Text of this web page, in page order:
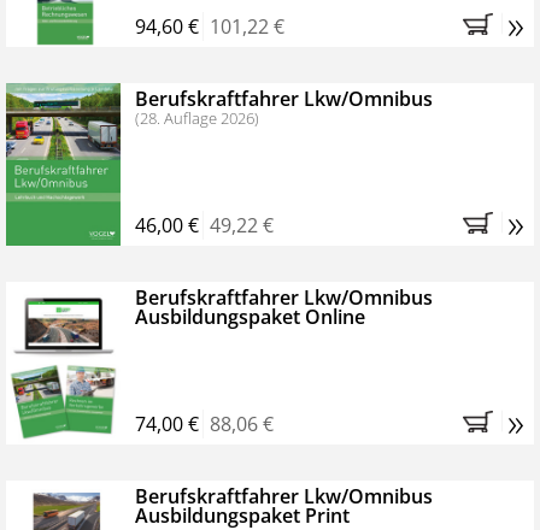
94,60 € 101,22 € »
Berufskraftfahrer Lkw/Omnibus
(28. Auflage 2026)
46,00 € 49,22 € »
Berufskraftfahrer Lkw/Omnibus
Ausbildungspaket Online
74,00 € 88,06 € »
Berufskraftfahrer Lkw/Omnibus
Ausbildungspaket Print